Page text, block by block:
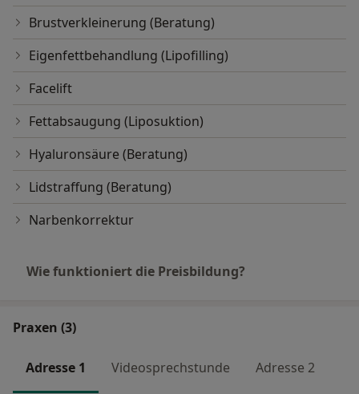
Brustverkleinerung (Beratung)
Eigenfettbehandlung (Lipofilling)
Facelift
Fettabsaugung (Liposuktion)
Hyaluronsäure (Beratung)
Lidstraffung (Beratung)
Narbenkorrektur
Wie funktioniert die Preisbildung?
Praxen (3)
Adresse 1 Videosprechstunde Adresse 2